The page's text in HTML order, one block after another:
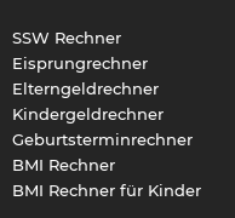
SSW Rechner
Eisprungrechner
Elterngeldrechner
Kindergeldrechner
Geburtsterminrechner
BMI Rechner
BMI Rechner für Kinder